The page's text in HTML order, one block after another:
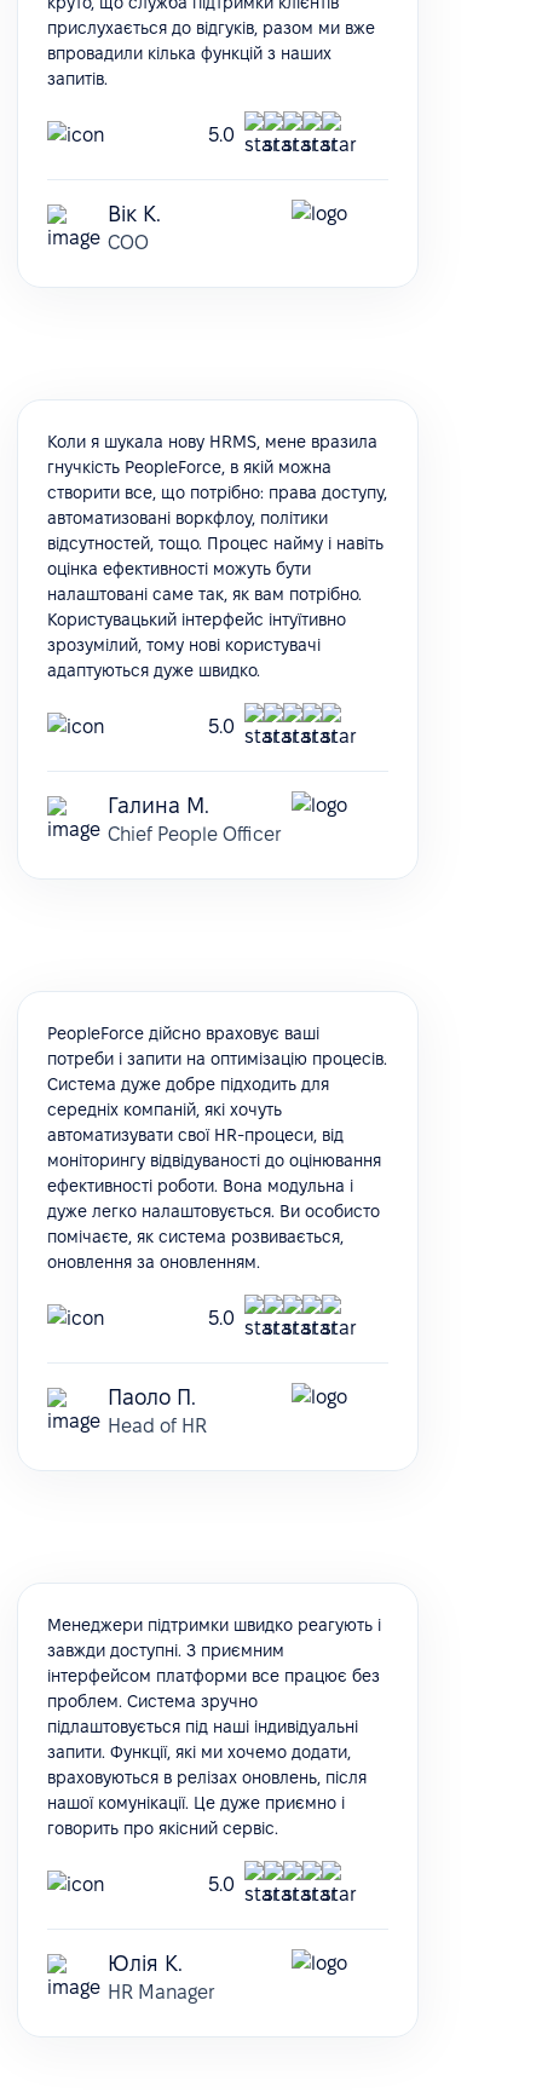
прислухається до відгуків, разом ми вже
впровадили кілька функцій з наших
запитів.
5.0
Вік К.
COO
Коли я шукала нову HRMS, мене вразила
гнучкість PeopleForce, в якій можна
створити все, що потрібно: права доступу,
автоматизовані воркфлоу, політики
відсутностей, тощо. Процес найму і навіть
оцінка ефективності можуть бути
налаштовані саме так, як вам потрібно.
Користувацький інтерфейс інтуїтивно
зрозумілий, тому нові користувачі
адаптуються дуже швидко.
5.0
Галина М.
Chief People Officer
PeopleForce дійсно враховує ваші
потреби і запити на оптимізацію процесів.
Система дуже добре підходить для
середніх компаній, які хочуть
автоматизувати свої HR-процеси, від
моніторингу відвідуваності до оцінювання
ефективності роботи. Вона модульна і
дуже легко налаштовується. Ви особисто
помічаєте, як система розвивається,
оновлення за оновленням.
5.0
Паоло П.
Head of HR
Менеджери підтримки швидко реагують і
завжди доступні. З приємним
інтерфейсом платформи все працює без
проблем. Система зручно
підлаштовується під наші індивідуальні
запити. Функції, які ми хочемо додати,
враховуються в релізах оновлень, після
нашої комунікації. Це дуже приємно і
говорить про якісний сервіс.
5.0
Юлія К.
HR Manager